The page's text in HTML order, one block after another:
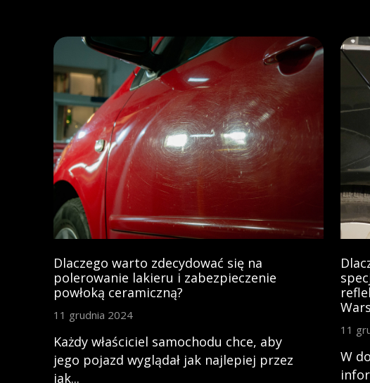
Dlaczego warto zdecydować się na
polerowanie lakieru i zabezpieczenie
powłoką ceramiczną?
11 grudnia 2024
Każdy właściciel samochodu chce, aby
jego pojazd wyglądał jak najlepiej przez
jak...
11
W